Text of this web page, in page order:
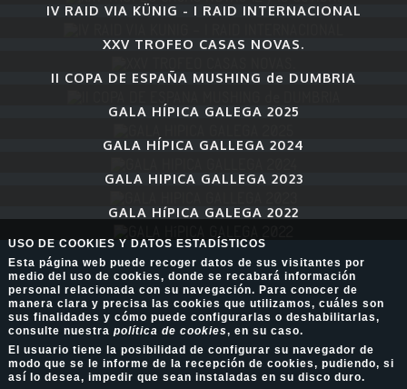
IV RAID VIA KÜNIG - I RAID INTERNACIONAL
XXV TROFEO CASAS NOVAS.
II COPA DE ESPAÑA MUSHING de DUMBRIA
GALA HÍPICA GALEGA 2025
GALA HÍPICA GALLEGA 2024
GALA HIPICA GALLEGA 2023
GALA HíPICA GALEGA 2022
USO DE COOKIES Y DATOS ESTADÍSTICOS
Esta página web puede recoger datos de sus visitantes por
medio del uso de cookies, donde se recabará información
personal relacionada con su navegación. Para conocer de
manera clara y precisa las cookies que utilizamos, cuáles son
sus finalidades y cómo puede configurarlas o deshabilitarlas,
consulte nuestra política de cookies, en su caso.
El usuario tiene la posibilidad de configurar su navegador de
modo que se le informe de la recepción de cookies, pudiendo, si
así lo desea, impedir que sean instaladas en su disco duro.